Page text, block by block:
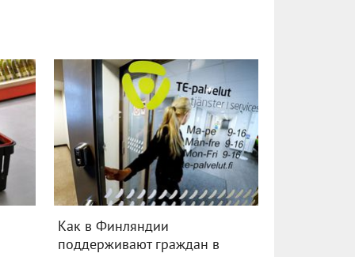
Как в Финляндии
поддерживают граждан в